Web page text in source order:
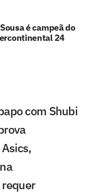
é campeã do
24
com Shubi